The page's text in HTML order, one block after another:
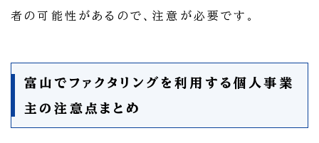
者の可能性があるので、注意が必要です。
富山でファクタリングを利用する個人事業
主の注意点まとめ